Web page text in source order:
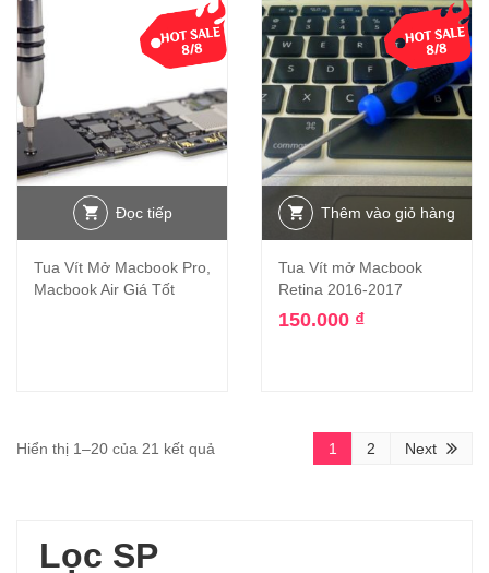
Đọc tiếp
Tua Vít Mở Macbook Pro,
Macbook Air Giá Tốt
Thêm vào giỏ hàng
Tua Vít mở Macbook
Retina 2016-2017
150.000 ₫
Hiển thị 1–20 của 21 kết quả 1 2 Next
Lọc SP